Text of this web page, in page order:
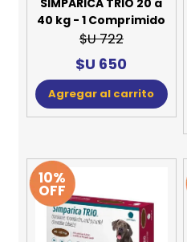
SIMPARICA TRIO 20 a
40 kg - 1 Comprimido
$U 722
$U 650
Agregar al carrito
10%
OFF